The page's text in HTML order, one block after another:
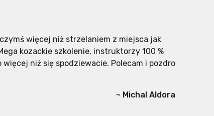
więcej niż strzelaniem z miejsca jak
kozackie szkolenie, instruktorzy 100 %
niż się spodziewacie. Polecam i pozdro
~ Michal Aldora